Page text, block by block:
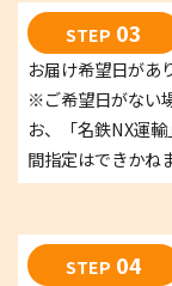
STEP 03
お届け希望日があ
※ご希望日がない
お、「名鉄NX運
間指定はできかね
STEP 04